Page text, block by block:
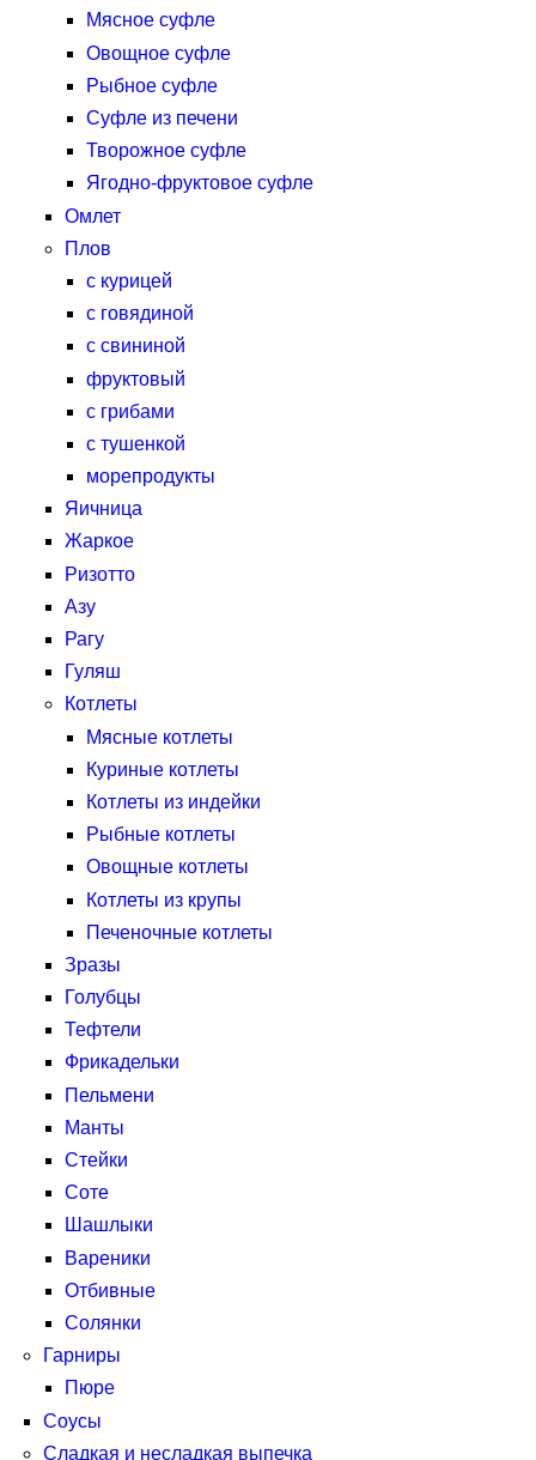
Мясное суфле
Овощное суфле
Рыбное суфле
Суфле из печени
Творожное суфле
Ягодно-фруктовое суфле
Омлет
Плов
с курицей
с говядиной
с свининой
фруктовый
с грибами
с тушенкой
морепродукты
Яичница
Жаркое
Ризотто
Азу
Рагу
Гуляш
Котлеты
Мясные котлеты
Куриные котлеты
Котлеты из индейки
Рыбные котлеты
Овощные котлеты
Котлеты из крупы
Печеночные котлеты
Зразы
Голубцы
Тефтели
Фрикадельки
Пельмени
Манты
Стейки
Соте
Шашлыки
Вареники
Отбивные
Солянки
Гарниры
Пюре
Соусы
Сладкая и несладкая выпечка